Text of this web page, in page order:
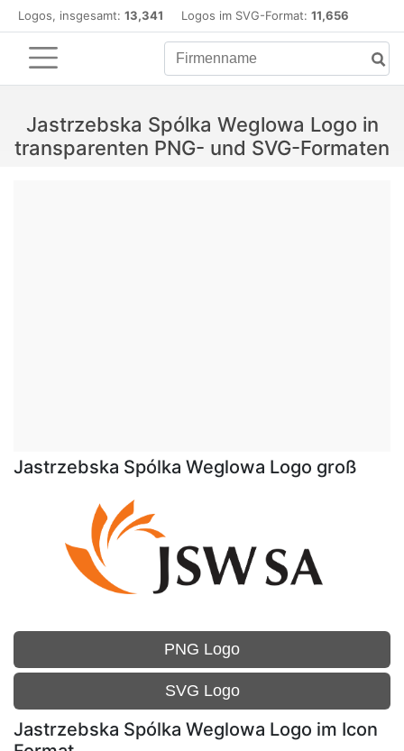
Logos, insgesamt: 13,341 Logos im SVG-Format: 11,656
Jastrzebska Spólka Weglowa Logo in
transparenten PNG- und SVG-Formaten
Jastrzebska Spólka Weglowa Logo groß
PNG Logo
SVG Logo
Jastrzebska Spólka Weglowa Logo im Icon